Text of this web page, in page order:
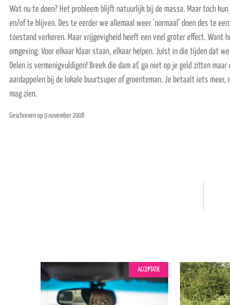
Wat nu te doen? Het probleem blijft natuurlijk bij de massa. Maar toch
en/of te blijven. Des te eerder we allemaal weer ‘normaal’ doen des te
toestand verkeren. Maar vrijgevigheid heeft een veel groter effect. Want
omgeving. Voor elkaar klaar staan, elkaar helpen. Juist in die tijden dat
Delen is vermenigvuldigen! Breek die dam af, ga niet op je geld zitten
aardappelen bij de lokale buurtsuper of groenteman. Je betaalt iets
mag zien.
Geschreven op 9 november 2008
ACCEPTATIE